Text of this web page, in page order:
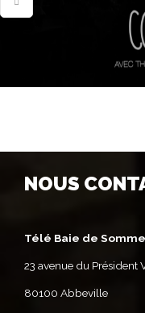
NOUS
Télé Baie de Somme
23 avenue du Président
80100 Abbeville